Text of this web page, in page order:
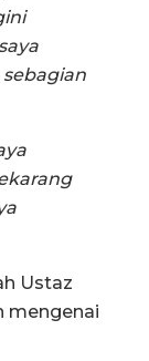
Ustaz
mengenai